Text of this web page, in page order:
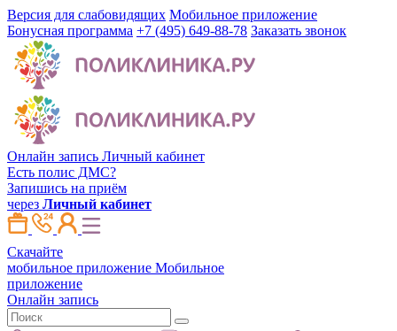
Версия для слабовидящих Мобильное приложение
Бонусная программа +7 (495) 649-88-78 Заказать звонок
Онлайн запись Личный кабинет
Есть полис ДМС?
Запишись на приём
через Личный кабинет
Скачайте
мобильное приложение Мобильное
приложение
Онлайн запись